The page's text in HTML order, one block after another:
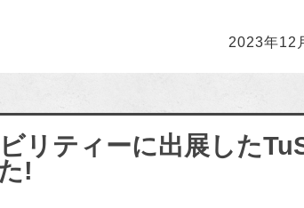
2023年12
リティーに出展した
!